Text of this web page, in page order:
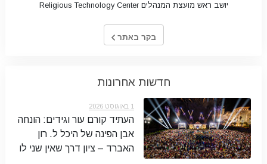
יושב ראש מועצת המנהלים Religious Technology Center
בקר באתר
חדשות אחרונות
1 באוגוסט 2026
העתיד קורם עור וגידים: הונחה
אבן הפינה של היכל ל. רון
האברד – ציון דרך שאין שני לו